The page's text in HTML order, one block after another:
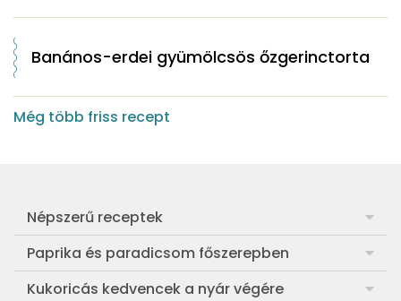
Banános-erdei gyümölcsös őzgerinctorta
Még több friss recept
Népszerű receptek
Frankfurti leves
Egyszerű muffin
Paprika és paradicsom főszerepben
Pan con Tomate
Kukoricás kedvencek a nyár végére